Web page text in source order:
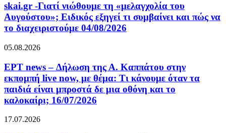
skai.gr -Γιατί νιώθουμε τη «μελαγχολία του
Αυγούστου»; Ειδικός εξηγεί τι συμβαίνει και πώς να
το διαχειριστούμε 04/08/2026
05.08.2026
ΕΡΤ news – Δήλωση της Α. Καππάτου στην
εκπομπή live now, με θέμα: Τι κάνουμε όταν τα
παιδιά είναι μπροστά δε μια οθόνη και το
καλοκαίρι; 16/07/2026
17.07.2026